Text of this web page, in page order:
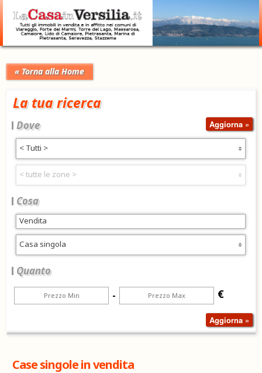
« Torna alla Home
La tua ricerca
Dove
< Tutti >
< tutte le zone >
Cosa
Casa singola
Quanto
- €
Case singole in vendita